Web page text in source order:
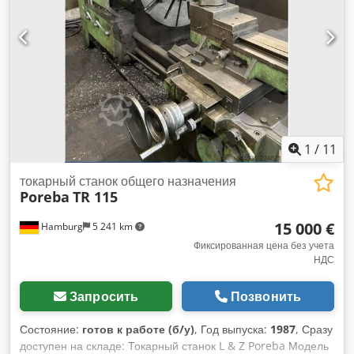
Ø315 мм Патрон 3-кулачковый Ø400 мм Патрон 3-
кулачковый Ø500 мм Планшайба Ø400 мм Планшайба
Ø800 мм Планшайба Ø1000 мм Следящий люнет
Различные токарные инструменты (30 шт. сменных
пластин) 2 следящих центровых наконечника 1
сверлильный патрон Инструкция по эксплуатации
1 / 11
Hamburg 5 241 km
токарный станок общего назначения
Poreba TR 115
15 000 €
Фиксированная цена без учета
НДС
Запросить Позвонить
Состояние: готов к работе (б/у), Год выпуска: 1987, Сразу
доступен на складе: Токарный станок L & Z Poreba Модель